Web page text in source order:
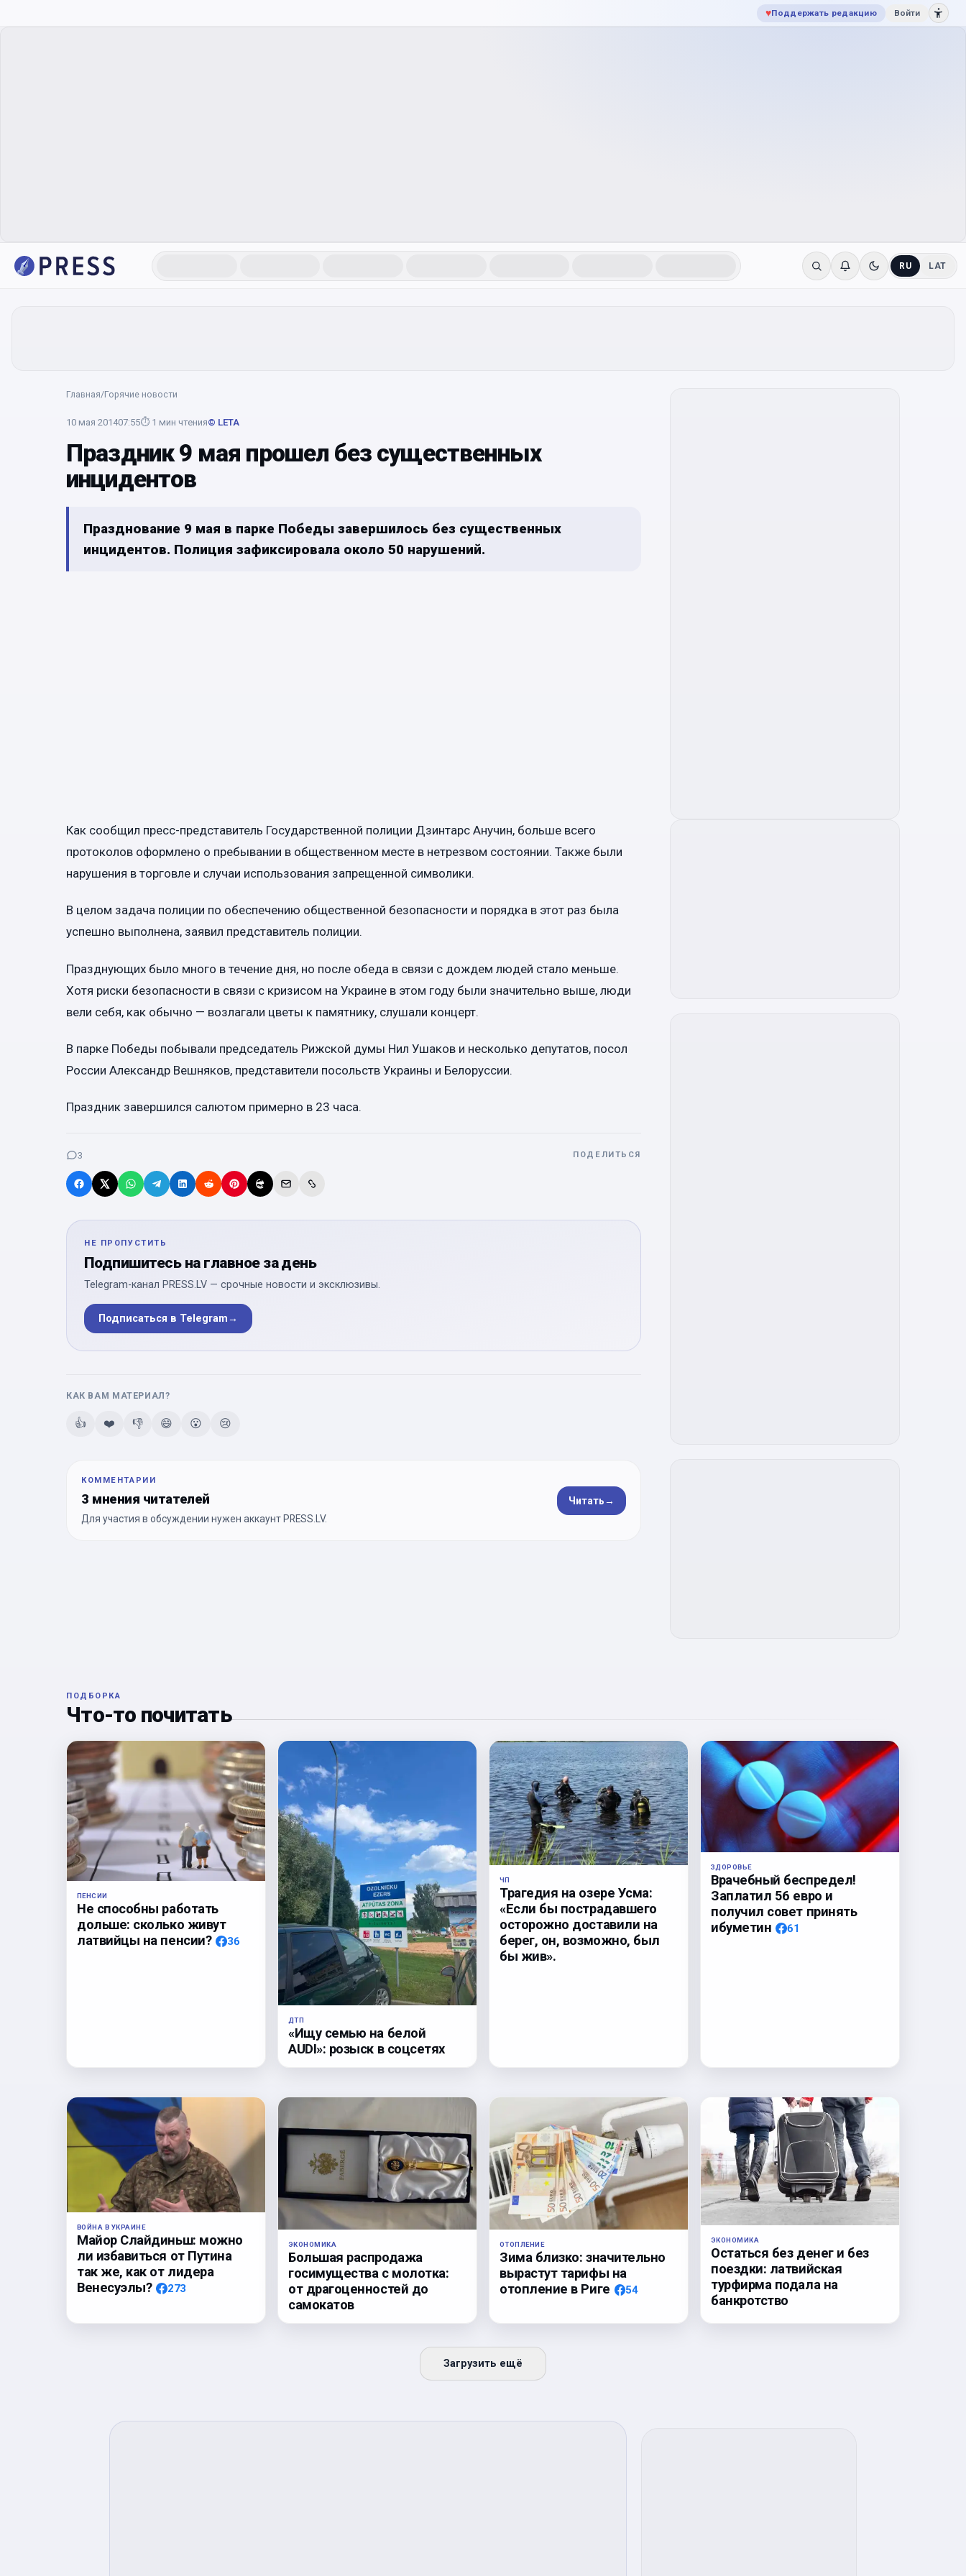
♥Поддержать редакцию Войти
RU LAT
Главная/Горячие новости
10 мая 201407:55⏱ 1 мин чтения© LETA
Праздник 9 мая прошел без существенных
инцидентов
Празднование 9 мая в парке Победы завершилось без существенных
инцидентов. Полиция зафиксировала около 50 нарушений.
Как сообщил пресс-представитель Государственной полиции Дзинтарс Анучин, больше всего
протоколов оформлено о пребывании в общественном месте в нетрезвом состоянии. Также были
нарушения в торговле и случаи использования запрещенной символики.
В целом задача полиции по обеспечению общественной безопасности и порядка в этот раз была
успешно выполнена, заявил представитель полиции.
Празднующих было много в течение дня, но после обеда в связи с дождем людей стало меньше.
Хотя риски безопасности в связи с кризисом на Украине в этом году были значительно выше, люди
вели себя, как обычно — возлагали цветы к памятнику, слушали концерт.
В парке Победы побывали председатель Рижской думы Нил Ушаков и несколько депутатов, посол
России Александр Вешняков, представители посольств Украины и Белоруссии.
Праздник завершился салютом примерно в 23 часа.
3 ПОДЕЛИТЬСЯ
НЕ ПРОПУСТИТЬ
Подпишитесь на главное за день
Telegram-канал PRESS.LV — срочные новости и эксклюзивы.
Подписаться в Telegram→
КАК ВАМ МАТЕРИАЛ?
👍 ❤️ 👎 😄 😮 😢
КОММЕНТАРИИ
3 мнения читателей
Для участия в обсуждении нужен аккаунт PRESS.LV.
Читать→
ПОДБОРКА
Что-то почитать
ПЕНСИИ
Не способны работать
дольше: сколько живут
латвийцы на пенсии?
36
ДТП
«Ищу семью на белой
AUDI»: розыск в соцсетях
ЧП
Трагедия на озере Усма:
«Если бы пострадавшего
осторожно доставили на
берег, он, возможно, был
бы жив».
ЗДОРОВЬЕ
Врачебный беспредел!
Заплатил 56 евро и
получил совет принять
ибуметин
61
ВОЙНА В УКРАИНЕ
Майор Слайдиньш: можно
ли избавиться от Путина
так же, как от лидера
Венесуэлы?
273
ЭКОНОМИКА
Большая распродажа
госимущества с молотка:
от драгоценностей до
самокатов
ОТОПЛЕНИЕ
Зима близко: значительно
вырастут тарифы на
отопление в Риге
54
ЭКОНОМИКА
Остаться без денег и без
поездки: латвийская
турфирма подала на
банкротство
Загрузить ещё